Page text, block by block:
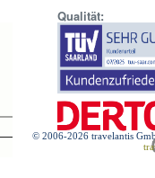
Qualität:
© 2006-2026 travelantis